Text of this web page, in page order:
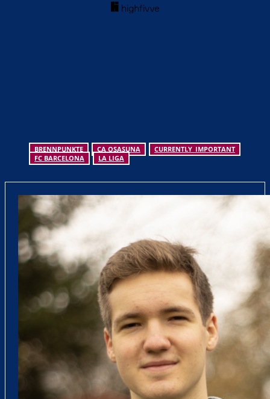
BRENNPUNKTE CA OSASUNA
CURRENTLY_IMPORTANT
FC BARCELONA
LA LIGA